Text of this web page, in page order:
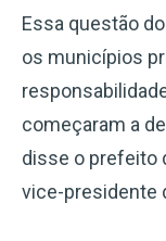
Essa questão
os municípios
começaram a
disse o prefeito
vice-presidente